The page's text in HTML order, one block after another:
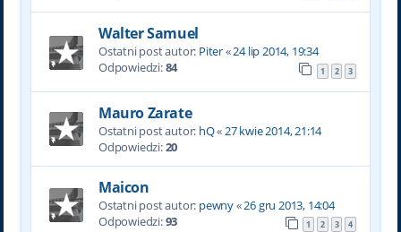
Walter Samuel
Ostatni post autor: Piter«24 lip 2014, 19:34
Odpowiedzi:84 1 2 3
Mauro Zarate
Ostatni post autor: hQ« 27 kwie 2014, 21:14
Odpowiedzi:20
Maicon
Ostatni post autor: pewny«26 gru 2013, 14:04
Odpowiedzi:93 1 2 3 4